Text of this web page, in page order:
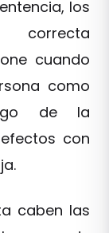
los
cuando
como
de la
con
caben las